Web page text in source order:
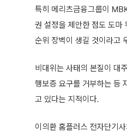
특히 메리츠금융그룹이
권 설정을 제안한 점도 도마
순위 장벽이 생길 것이라고
비대위는 사태의 본질이 대
행보증 요구를 거부하는 등
고 있다는 지적이다.
이의환 홈플러스 전자단기